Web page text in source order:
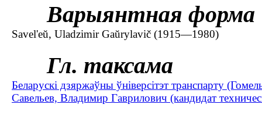
Варыянтная форма
Savel'eŭ, Uladzimir Gaŭrylavič (1915—1980)
Гл. таксама
Беларускі дзяржаўны ўніверсітэт транспарту
Савельев, Владимир Гаврилович (кандидат